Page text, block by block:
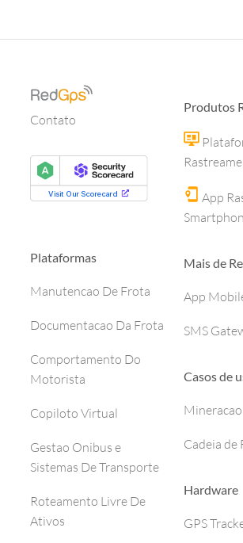
Contato
Plataformas
Manutencao De Frota
Documentacao Da Frota
Comportamento Do
Motorista
Copiloto Virtual
Gestao Onibus e
Sistemas De Transporte
Roteamento Livre De
Ativos
Produtos
App
Mais de
App
SMS
Casos de
Mineracao
Cadeia de
Hardware
GPS